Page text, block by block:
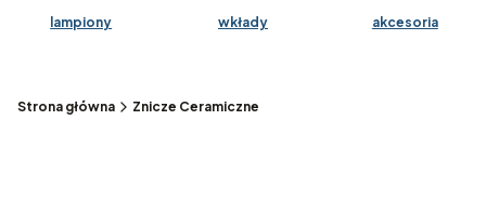
lampiony wkłady akcesoria
Strona główna Znicze Ceramiczne